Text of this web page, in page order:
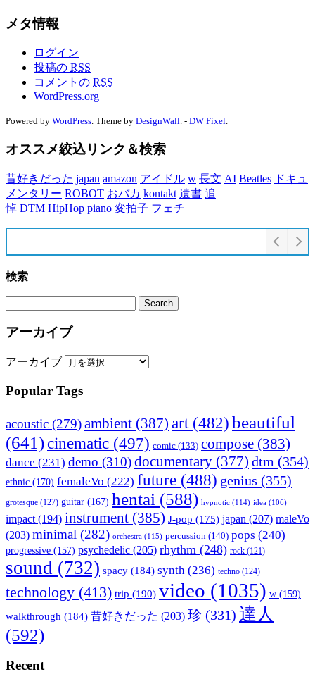
メタ情報
ログイン
投稿の RSS
コメントの RSS
WordPress.org
Powered by WordPress. Theme by DesignWall. - DW Fixel.
オススメ絞込リンク＆検索
昔好きだった japan amazon アイドル w 長文 AI Beatles ドキュ
メンタリー ROBOT おバカ kontakt 遺書 追
悼 DTM HipHop piano 変拍子 フェチ
検索
アーカイブ
アーカイブ
Popular Tags
acoustic (279)ambient (387) art (482) beautiful
(641)cinematic (497) comic (133) compose (383)
dance (231) demo (310)documentary (377) dtm (354)
ethnic (170) femaleVo (222) future (488) genius (355)
grotesque (127) guitar (167) hentai (588) hypnotic (114) idea (106)
impact (194) instrument (385) J-pop (175) japan (207) maleVo
(203) minimal (282) orchestra (115) percussion (140) pops (240)
progressive (157) psychedelic (205) rhythm (248) rock (121)
sound (732) spacy (184) synth (236) techno (124)
technology (413) trip (190) video (1035) w (159)
walkthrough (184) 昔好きだった (203) 珍 (331) 達人
(592)
Recent